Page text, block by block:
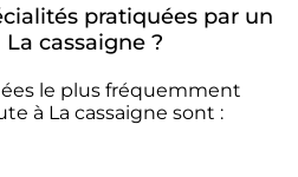
pratiquées par un
cassaigne ?
le plus fréquemment
à La cassaigne sont :